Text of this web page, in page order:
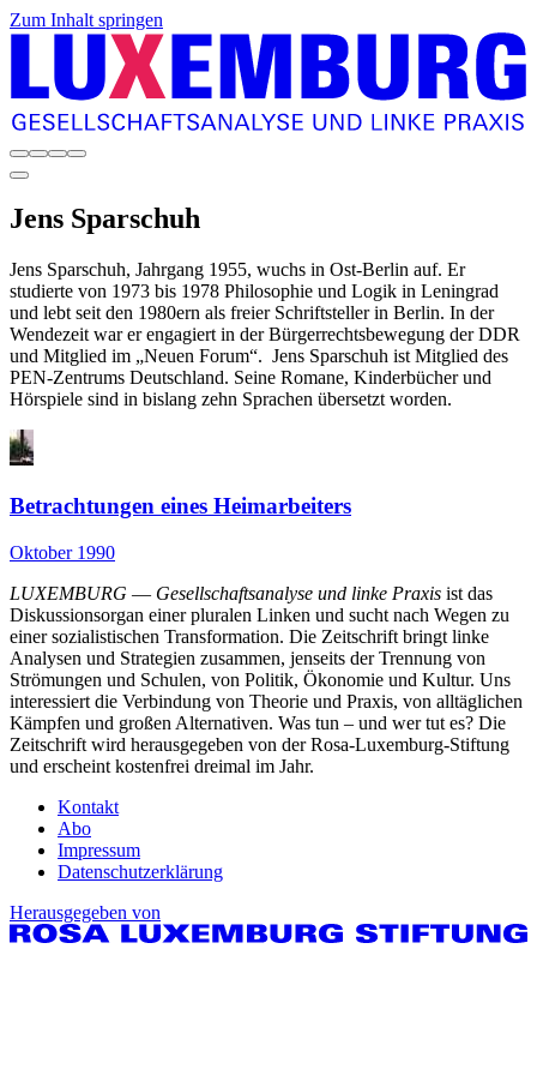
Zum Inhalt springen
Jens Sparschuh
Jens Sparschuh, Jahrgang 1955, wuchs in Ost-Berlin auf. Er
studierte von 1973 bis 1978 Philosophie und Logik in Leningrad
und lebt seit den 1980ern als freier Schriftsteller in Berlin. In der
Wendezeit war er engagiert in der Bürgerrechtsbewegung der DDR
und Mitglied im „Neuen Forum“. Jens Sparschuh ist Mitglied des
PEN-Zentrums Deutschland. Seine Romane, Kinderbücher und
Hörspiele sind in bislang zehn Sprachen übersetzt worden.
Betrachtungen eines Heimarbeiters
Oktober 1990
LUXEMBURG — Gesellschaftsanalyse und linke Praxis ist das
Diskussionsorgan einer pluralen Linken und sucht nach Wegen zu
einer sozialistischen Transformation. Die Zeitschrift bringt linke
Analysen und Strategien zusammen, jenseits der Trennung von
Strömungen und Schulen, von Politik, Ökonomie und Kultur. Uns
interessiert die Verbindung von Theorie und Praxis, von alltäglichen
Kämpfen und großen Alternativen. Was tun – und wer tut es? Die
Zeitschrift wird herausgegeben von der Rosa-Luxemburg-Stiftung
und erscheint kostenfrei dreimal im Jahr.
Kontakt
Abo
Impressum
Datenschutzerklärung
Herausgegeben von